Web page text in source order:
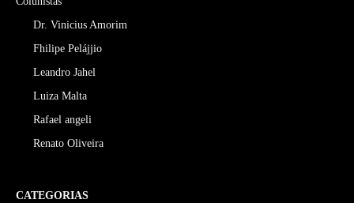
Dr. Vinicius Amorim
Fhilipe Pelájjio
Leandro Jahel
Luiza Malta
Rafael angeli
Renato Oliveira
CATEGORIAS